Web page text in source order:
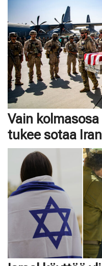
Vain
tukee sotaa